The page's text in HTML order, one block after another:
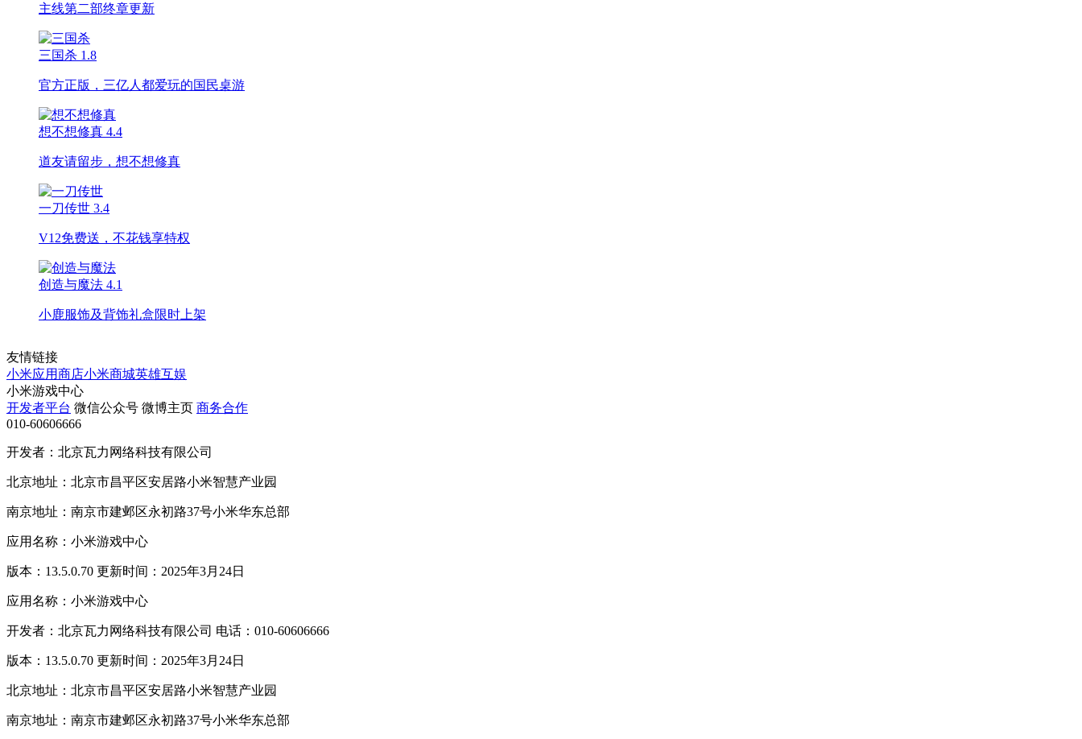
主线第二部终章更新
三国杀 1.8
官方正版，三亿人都爱玩的国民桌游
想不想修真 4.4
道友请留步，想不想修真
一刀传世 3.4
V12免费送，不花钱享特权
创造与魔法 4.1
小鹿服饰及背饰礼盒限时上架
友情链接
小米应用商店小米商城英雄互娱
小米游戏中心
开发者平台 微信公众号 微博主页 商务合作
010-60606666
开发者：北京瓦力网络科技有限公司
北京地址：北京市昌平区安居路小米智慧产业园
南京地址：南京市建邺区永初路37号小米华东总部
应用名称：小米游戏中心
版本：13.5.0.70 更新时间：2025年3月24日
应用名称：小米游戏中心
开发者：北京瓦力网络科技有限公司 电话：010-60606666
版本：13.5.0.70 更新时间：2025年3月24日
北京地址：北京市昌平区安居路小米智慧产业园
南京地址：南京市建邺区永初路37号小米华东总部